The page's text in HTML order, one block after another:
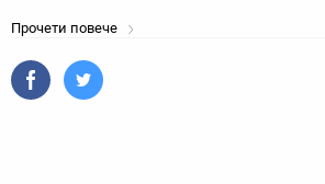
Прочети повече